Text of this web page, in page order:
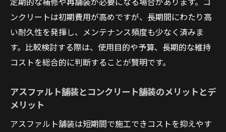
ンクリートは初期費用が高めですが、長期間にわたり高
い耐久性を発揮し、メンテナンス頻度も少なく済みま
す。比較検討する際は、使用目的や予算、長期的な維持
コストを総合的に判断することが賢明です。
アスファルト舗装とコンクリート舗装のメリットとデ
メリット
アスファルト舗装は短期間で施工できコストを抑えやす